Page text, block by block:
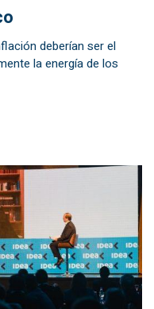
deberían ser el
la energía de los